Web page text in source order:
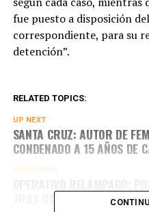
fue puesto a disposición
correspondiente, para su
detención”.
RELATED TOPICS:
UP NEXT
SANTA CRUZ: AUTOR DE
CONDENADO A 15 AÑOS DE
DON'T MISS
TRAS ROBO CON